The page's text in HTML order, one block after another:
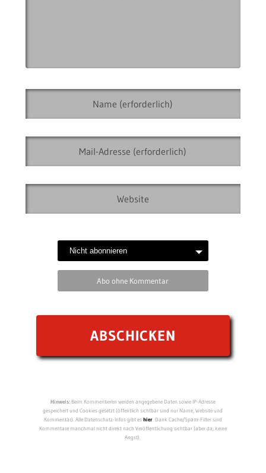
Abo ohne Kommentar
Hinweis:Beim Kommentieren werden angegebene Daten sowie IP-Adresse
gespeichert und Cookies gesetzt (öffentlich sichtbar sind nur Name, Website und
Kommentar). Alle Datenschutz-Infos gibt eshier. Dank Cache/Spam-Filter sind
Kommentare manchmal nicht direkt nach Veröffentlichung sichtbar (aber da, keine
Angst).